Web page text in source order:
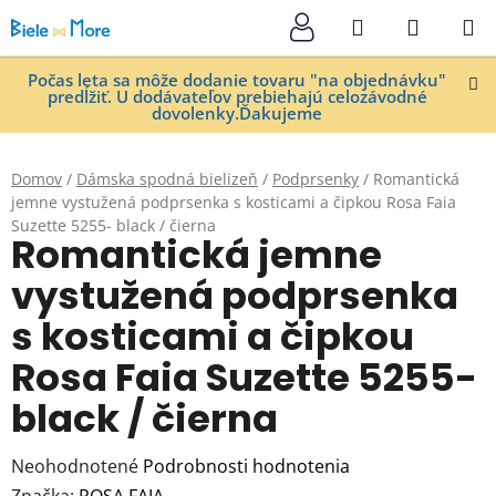
na
obsah
Počas leta sa môže dodanie tovaru "na objednávku"
predĺžiť. U dodávateľov prebiehajú celozávodné
dovolenky.Ďakujeme
Hľadať
KOŠÍK
Domov / Dámska spodná bielizeň / Podprsenky / Romantická
jemne vystužená podprsenka s kosticami a čipkou Rosa Faia
Suzette 5255- black / čierna
Romantická jemne
vystužená podprsenka
s kosticami a čipkou
Rosa Faia Suzette 5255-
black / čierna
Priemerné
Neohodnotené Podrobnosti hodnotenia